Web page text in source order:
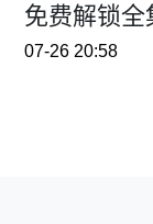
免费解锁全
07-26 20:58